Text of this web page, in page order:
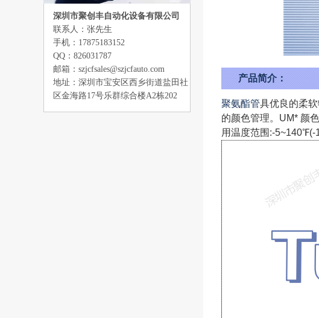
深圳市聚创丰自动化设备有限公司
联系人：张先生
手机：17875183152
QQ：826031787
邮箱：szjcfsales@szjcfauto.com
地址：深圳市宝安区西乡街道盐田社
区金海路17号乐群综合楼A2栋202
产品简介：
聚氨酯管具优良的柔
的颜色管理。UM* 颜
用温度范围:-5~140℉(-